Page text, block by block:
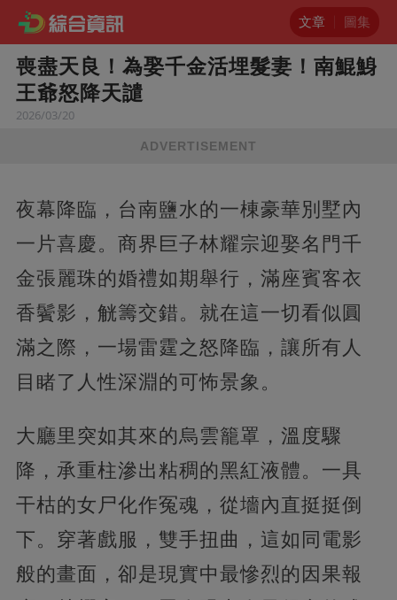
文章 圖集
喪盡天良！為娶千金活埋髮妻！南鯤鯓
王爺怒降天譴
2026/03/20
ADVERTISEMENT
夜幕降臨，台南鹽水的一棟豪華別墅內
一片喜慶。商界巨子林耀宗迎娶名門千
金張麗珠的婚禮如期舉行，滿座賓客衣
香鬢影，觥籌交錯。就在這一切看似圓
滿之際，一場雷霆之怒降臨，讓所有人
目睹了人性深淵的可怖景象。
大廳里突如其來的烏雲籠罩，溫度驟
降，承重柱滲出粘稠的黑紅液體。一具
干枯的女尸化作冤魂，從墻內直挺挺倒
下。穿著戲服，雙手扭曲，這如同電影
般的畫面，卻是現實中最慘烈的因果報